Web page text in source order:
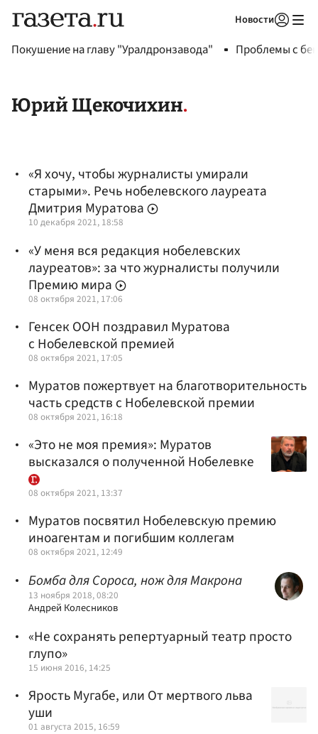
Новости
Покушение на главу "Уралдронзавода" Проблемы с
Юрий Щекочихин
«Я хочу, чтобы журналисты умирали
старыми». Речь нобелевского лауреата
Дмитрия Муратова
10 декабря 2021, 18:58
«У меня вся редакция нобелевских
лауреатов»: за что журналисты получили
Премию мира
08 октября 2021, 17:06
Генсек ООН поздравил Муратова
с Нобелевской премией
08 октября 2021, 17:05
Муратов пожертвует на благотворительность
часть средств с Нобелевской премии
08 октября 2021, 16:18
«Это не моя премия»: Муратов
высказался о полученной Нобелевке
08 октября 2021, 13:37
Муратов посвятил Нобелевскую премию
иноагентам и погибшим коллегам
08 октября 2021, 12:49
Бомба для Сороса, нож для Макрона
13 ноября 2018, 08:20
Андрей Колесников
«Не сохранять репертуарный театр просто
глупо»
15 июня 2016, 14:25
Ярость Мугабе, или От мертвого льва
уши
01 августа 2015, 16:59